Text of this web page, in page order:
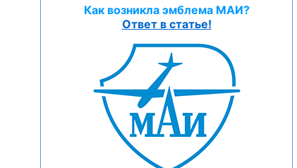
Как возникла эмблема МАИ?
Ответ в статье!